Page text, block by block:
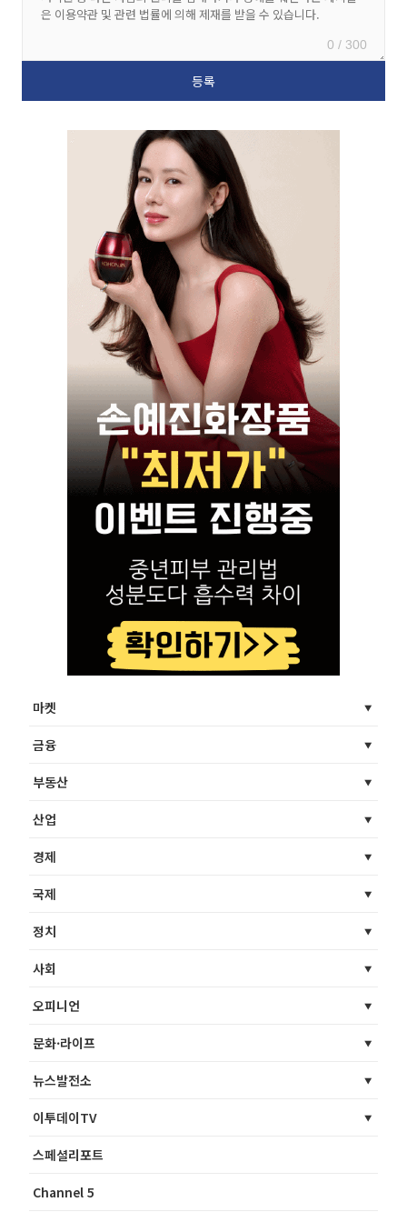
0 / 300
마켓
금융
부동산
산업
경제
국제
정치
사회
오피니언
문화·라이프
뉴스발전소
이투데이TV
스페셜리포트
Channel 5